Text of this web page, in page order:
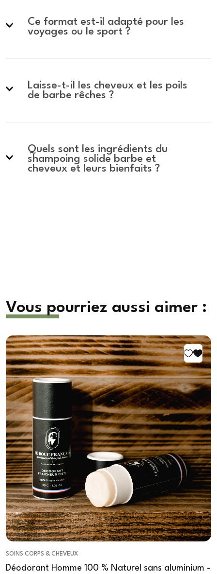
Ce format est-il adapté pour les
voyages ou le sport ?
Laisse-t-il les cheveux et les poils
de barbe rêches ?
Quels sont les ingrédients du
shampoing solide barbe et
cheveux et leurs bienfaits ?
Vous pourriez aussi aimer :
SOINS CORPS & CHEVEUX
Déodorant Homme 100 % Naturel sans aluminium -